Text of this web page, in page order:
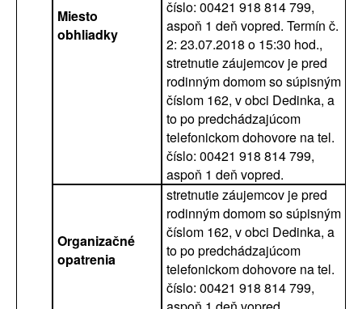
Miesto
obhliadky
číslo: 00421 918 814 799,
aspoň 1 deň vopred. Termín č.
2: 23.07.2018 o 15:30 hod.,
stretnutie záujemcov je pred
rodinným domom so súpisným
číslom 162, v obci Dedinka, a
to po predchádzajúcom
telefonickom dohovore na tel.
číslo: 00421 918 814 799,
aspoň 1 deň vopred.
Organizačné
opatrenia
stretnutie záujemcov je pred
rodinným domom so súpisným
číslom 162, v obci Dedinka, a
to po predchádzajúcom
telefonickom dohovore na tel.
číslo: 00421 918 814 799,